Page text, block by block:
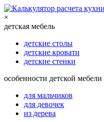
×
детская мебель
детские столы
детские кровати
детские стенки
особенности детской мебели
для мальчиков
для девочек
из дерева